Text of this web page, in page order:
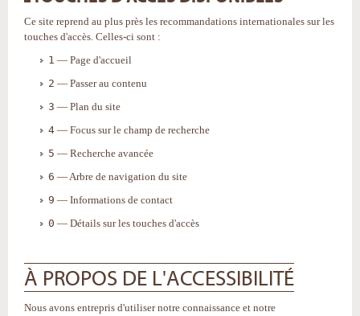
Ce site reprend au plus près les recommandations internationales sur les
touches d'accès. Celles-ci sont :
1 — Page d'accueil
2 — Passer au contenu
3 — Plan du site
4 — Focus sur le champ de recherche
5 — Recherche avancée
6 — Arbre de navigation du site
9 — Informations de contact
0 — Détails sur les touches d'accès
À PROPOS DE L'ACCESSIBILITÉ
Nous avons entrepris d'utiliser notre connaissance et notre